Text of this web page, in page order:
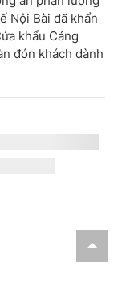
Nội Bài đã khẩn
khẩu Cảng
đón khách dành